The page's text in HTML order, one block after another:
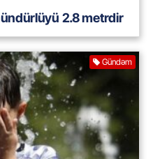
2.8 metrdir
Gündəm